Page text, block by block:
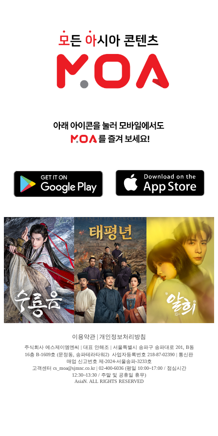
이용약관 개인정보처리방침
주식회사 에스제이엠엔씨 | 대표 안해조 | 서울특별시 송파구 송파대로 201, B동
16층 B-1609호 (문정동, 송파테라타워2) 사업자등록번호 218-87-02390 | 통신판
매업 신고번호 제-2024-서울송파-3233호
고객센터 cs_moa@sjmnc.co.kr | 02-400-6036 (평일 10:00~17:00 / 점심시간
12:30~13:30 / 주말 및 공휴일 휴무)
AsiaN. ALL RIGHTS RESERVED